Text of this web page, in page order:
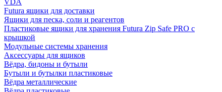
VDA
Futura ящики для доставки
Ящики для песка, соли и реагентов
Пластиковые ящики для хранения Futura Zip Safe PRO с
крышкой
Модульные системы хранения
Аксессуары для ящиков
Вёдра, бидоны и бутыли
Бутыли и бутылки пластиковые
Вёдра металлические